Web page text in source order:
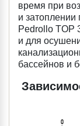
время при
и
Pedrollo TOP
и для
бассейнов и